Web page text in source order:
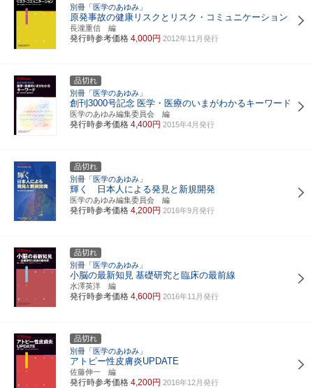
別冊「医学のあゆみ」
原発事故の健康リスクとリスク・コミュニケーション
長瀧重信 編
発行時参考価格 4,000円 2012年11月発行
品切れ
別冊「医学のあゆみ」
創刊3000号記念 医学・医療のいまがわかるキーワード
医学のあゆみ編集委員会 編
発行時参考価格 4,400円 2015年4月発行
品切れ
別冊「医学のあゆみ」
輝く 日本人による発見と新規開発
医学のあゆみ編集委員会 編
発行時参考価格 4,200円 2016年9月発行
品切れ
別冊「医学のあゆみ」
小脳の最新知見 基礎研究と臨床の最前線
水澤英洋 編
発行時参考価格 4,600円 2016年11月発行
品切れ
別冊「医学のあゆみ」
アトピー性皮膚炎UPDATE
佐藤伸一 編
発行時参考価格 4,200円 2016年12月発行